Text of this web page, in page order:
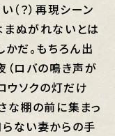
（？）再現シーン
ぬがれないとは
だ。もちろん出
（ロバの鳴き声が
ウソクの灯だけ
な棚の前に集まっ
ない妻からの手